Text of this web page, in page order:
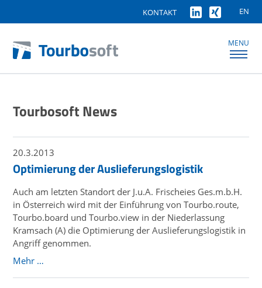
EN
KONTAKT
MENU
Tourbosoft News
20.3.2013
Optimierung der Auslieferungslogistik
Auch am letzten Standort der J.u.A. Frischeies Ges.m.b.H.
in Österreich wird mit der Einführung von Tourbo.route,
Tourbo.board und Tourbo.view in der Niederlassung
Kramsach (A) die Optimierung der Auslieferungslogistik in
Angriff genommen.
Mehr …